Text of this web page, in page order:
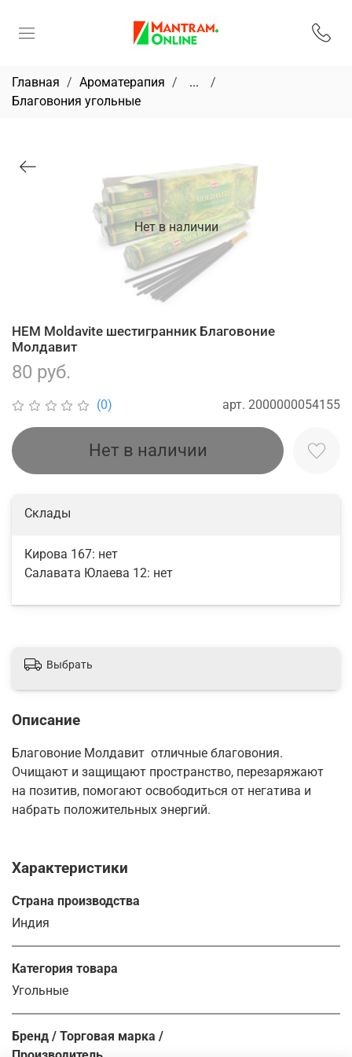
Главная Ароматерапия
...
Благовония угольные
Нет в наличии
(0) арт. 2000000054155
HEM Moldavite шестигранник Благовоние
Молдавит
80 руб.
Нет в наличии
Склады
Кирова 167: нет
Салавата Юлаева 12: нет
Выбрать
Описание
Благовоние Молдавит отличные благовония.
Очищают и защищают пространство, перезаряжают
на позитив, помогают освободиться от негатива и
набрать положительных энергий.
Характеристики
Страна производства
Индия
Категория товара
Угольные
Бренд / Торговая марка /